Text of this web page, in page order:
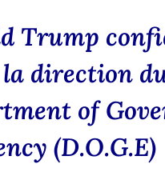
Elon
la
direction
du
of
Trump
direction
of
(D.O.G.E)